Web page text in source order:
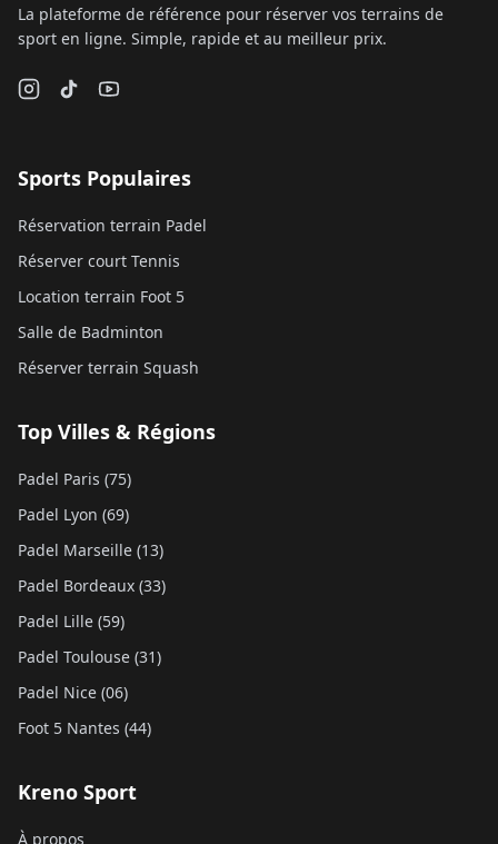
La plateforme de référence pour réserver vos terrains de
sport en ligne. Simple, rapide et au meilleur prix.
Sports Populaires
Réservation terrain Padel
Réserver court Tennis
Location terrain Foot 5
Salle de Badminton
Réserver terrain Squash
Top Villes & Régions
Padel Paris (75)
Padel Lyon (69)
Padel Marseille (13)
Padel Bordeaux (33)
Padel Lille (59)
Padel Toulouse (31)
Padel Nice (06)
Foot 5 Nantes (44)
Kreno Sport
À propos